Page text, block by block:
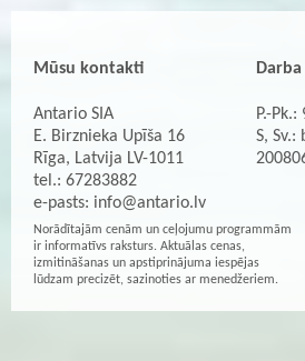
Mūsu kontakti
Antario SIA
E. Birznieka Upīša 16
Rīga, Latvija LV-1011
tel.: 67283882
e-pasts: info@antario.lv
P.-
S,
Norādītajām cenām un ceļojumu programmām
ir informatīvs raksturs. Aktuālas cenas,
izmitināšanas un apstiprinājuma iespējas
lūdzam precizēt, sazinoties ar menedžeriem.